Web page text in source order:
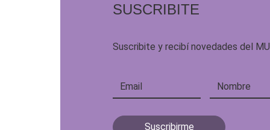
SUSCRIBITE
Suscribite y recibí novedades del